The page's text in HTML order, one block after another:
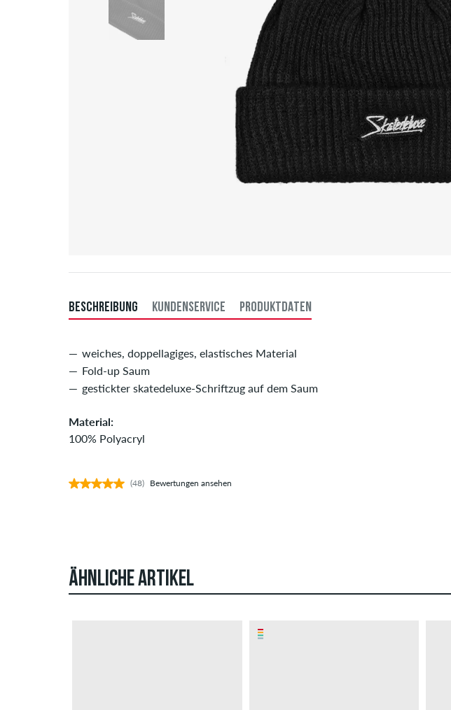
BESCHREIBUNG KUNDENSERVICE PRODUKTDATEN
weiches, doppellagiges, elastisches Material
Fold-up Saum
gestickter skatedeluxe-Schriftzug auf dem Saum
Material:
100% Polyacryl
(48) Bewertungen ansehen
ÄHNLICHE ARTIKEL